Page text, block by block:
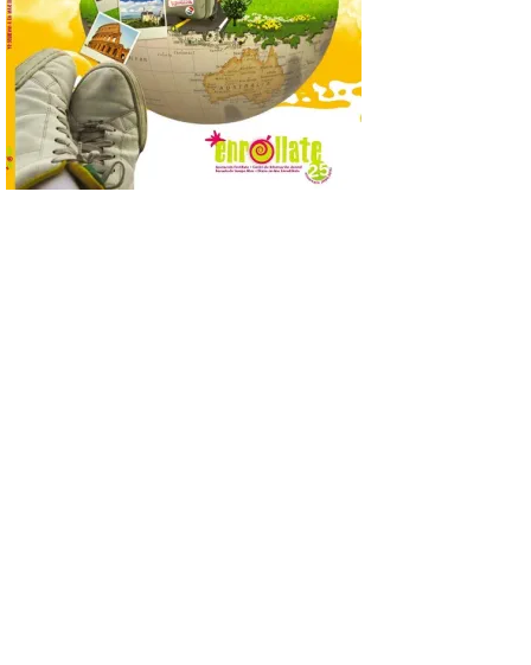
La programación
incorpora un amplio
calendario de actividades
de animación dirigidas a
todos los públicos. La
Bañeza inauguró en la tarde de este
martes 4 de agosto una nueva edición de
su tradicional Mercado Medieval, que
hasta el próximo 6 […]